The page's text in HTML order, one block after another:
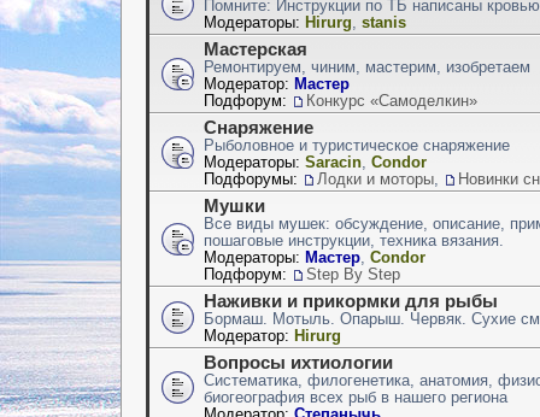
Помните: Инструкции по ТБ написаны
Модераторы: Hirurg stanis
Мастерская
Ремонтируем, чиним, мастерим, изобретаем
Модератор: Мастер
Подфорум:
Конкурс «Самоделкин»
Снаряжение
Рыболовное и туристическое снаряжение
Модераторы: Saracin Condor
Подфорумы:
Лодки и моторы Новинки
Мушки
Все виды мушек: обсуждение, описание,
пошаговые инструкции, техника вязания.
Модераторы: Мастер Condor
Подфорум:
Step By Step
Наживки и прикормки для рыбы
Бормаш. Мотыль. Опарыш. Червяк. Сухие
Модератор: Hirurg
Вопросы ихтиологии
Систематика, филогенетика, анатомия,
биогеография всех рыб в нашего региона